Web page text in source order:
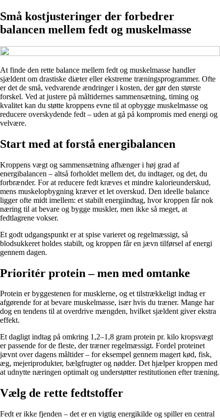
Små kostjusteringer der forbedrer
balancen mellem fedt og muskelmasse
At finde den rette balance mellem fedt og muskelmasse handler
sjældent om drastiske diæter eller ekstreme træningsprogrammer. Ofte
er det de små, vedvarende ændringer i kosten, der gør den største
forskel. Ved at justere på måltidernes sammensætning, timing og
kvalitet kan du støtte kroppens evne til at opbygge muskelmasse og
reducere overskydende fedt – uden at gå på kompromis med energi og
velvære.
Start med at forstå energibalancen
Kroppens vægt og sammensætning afhænger i høj grad af
energibalancen – altså forholdet mellem det, du indtager, og det, du
forbrænder. For at reducere fedt kræves et mindre kalorieunderskud,
mens muskelopbygning kræver et let overskud. Den ideelle balance
ligger ofte midt imellem: et stabilt energiindtag, hvor kroppen får nok
næring til at bevare og bygge muskler, men ikke så meget, at
fedtlagrene vokser.
Et godt udgangspunkt er at spise varieret og regelmæssigt, så
blodsukkeret holdes stabilt, og kroppen får en jævn tilførsel af energi
gennem dagen.
Prioritér protein – men med omtanke
Protein er byggestenen for musklerne, og et tilstrækkeligt indtag er
afgørende for at bevare muskelmasse, især hvis du træner. Mange har
dog en tendens til at overdrive mængden, hvilket sjældent giver ekstra
effekt.
Et dagligt indtag på omkring 1,2–1,8 gram protein pr. kilo kropsvægt
er passende for de fleste, der træner regelmæssigt. Fordel proteinet
jævnt over dagens måltider – for eksempel gennem magert kød, fisk,
æg, mejeriprodukter, bælgfrugter og nødder. Det hjælper kroppen med
at udnytte næringen optimalt og understøtter restitutionen efter træning.
Vælg de rette fedtstoffer
Fedt er ikke fjenden – det er en vigtig energikilde og spiller en central